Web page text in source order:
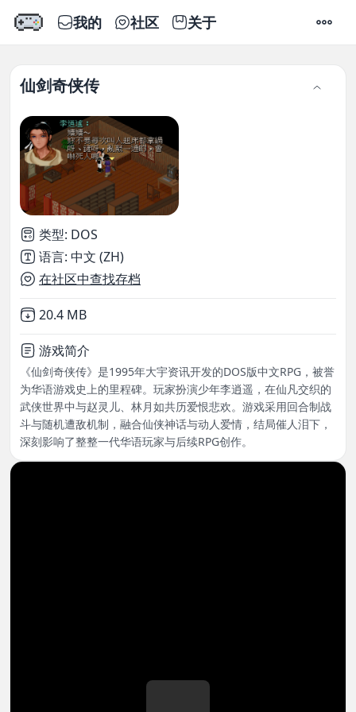
我的 社区 关于 设置
仙剑奇侠传
类型: DOS
语言: 中文 (ZH)
在社区中查找存档
Not downloaded
20.4 MB
游戏简介
《仙剑奇侠传》是1995年大宇资讯开发的DOS版中文RPG，被誉
为华语游戏史上的里程碑。玩家扮演少年李逍遥，在仙凡交织的
武侠世界中与赵灵儿、林月如共历爱恨悲欢。游戏采用回合制战
斗与随机遭敌机制，融合仙侠神话与动人爱情，结局催人泪下，
深刻影响了整整一代华语玩家与后续RPG创作。